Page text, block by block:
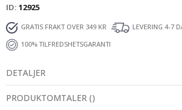
ID 12925
GRATIS FRAKT OVER 349 KR
LEVERING 4-7
100% TILFREDSHETSGARANTI
DETALJER
PRODUKTOMTALER ()